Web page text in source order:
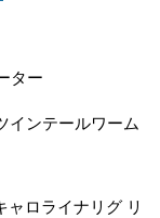
ター
インテールワーム
ャロライナリグ リ